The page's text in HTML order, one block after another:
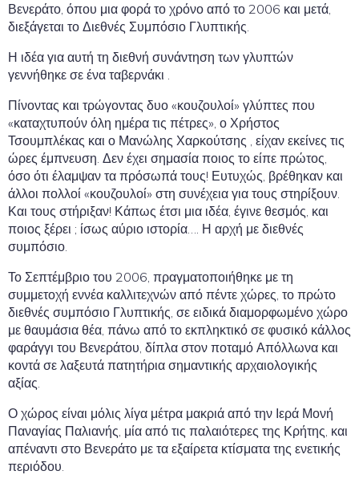
Βενεράτο, όπου μια φορά το χρόνο από το 2006 και μετά,
διεξάγεται το Διεθνές Συμπόσιο Γλυπτικής.
Η ιδέα για αυτή τη διεθνή συνάντηση των γλυπτών
γεννήθηκε σε ένα ταβερνάκι .
Πίνοντας και τρώγοντας δυο «κουζουλοί» γλύπτες που
«καταχτυπούν όλη ημέρα τις πέτρες», ο Χρήστος
Τσουμπλέκας και ο Μανώλης Χαρκούτσης , είχαν εκείνες τις
ώρες έμπνευση. Δεν έχει σημασία ποιος το είπε πρώτος,
όσο ότι έλαμψαν τα πρόσωπά τους! Ευτυχώς, βρέθηκαν και
άλλοι πολλοί «κουζουλοί» στη συνέχεια για τους στηρίξουν.
Και τους στήριξαν! Κάπως έτσι μια ιδέα, έγινε θεσμός, και
ποιος ξέρει ; ίσως αύριο ιστορία…. Η αρχή με διεθνές
συμπόσιο.
Το Σεπτέμβριο του 2006, πραγματοποιήθηκε με τη
συμμετοχή εννέα καλλιτεχνών από πέντε χώρες, το πρώτο
διεθνές συμπόσιο Γλυπτικής, σε ειδικά διαμορφωμένο χώρο
με θαυμάσια θέα, πάνω από το εκπληκτικό σε φυσικό κάλλος
φαράγγι του Βενεράτου, δίπλα στον ποταμό Απόλλωνα και
κοντά σε λαξευτά πατητήρια σημαντικής αρχαιολογικής
αξίας.
Ο χώρος είναι μόλις λίγα μέτρα μακριά από την Ιερά Μονή
Παναγίας Παλιανής, μία από τις παλαιότερες της Κρήτης, και
απέναντι στο Βενεράτο με τα εξαίρετα κτίσματα της ενετικής
περιόδου.